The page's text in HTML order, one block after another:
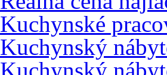
Kuchynské
Kuchynský